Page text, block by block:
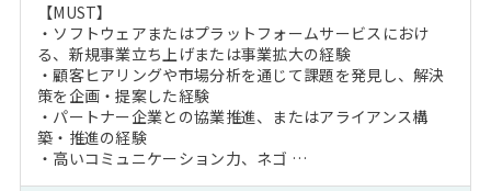
【MUST】
・ソフトウェアまたはプラットフォームサービスにおけ
る、新規事業立ち上げまたは事業拡大の経験
・顧客ヒアリングや市場分析を通じて課題を発見し、解決
策を企画・提案した経験
・パートナー企業との協業推進、またはアライアンス構
築・推進の経験
・高いコミュニケーション力、ネゴ …